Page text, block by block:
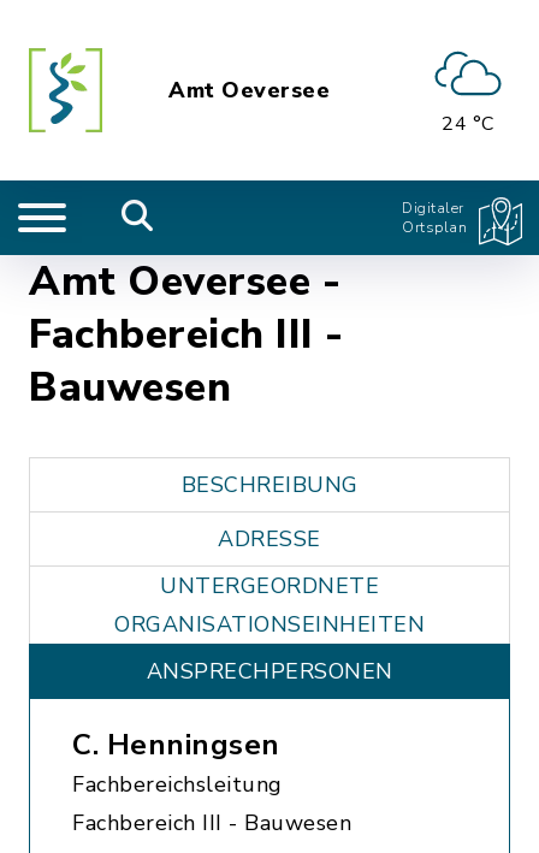
Amt Oeversee
24 °C
Digitaler
Ortsplan
Amt Oeversee -
Fachbereich III -
Bauwesen
BESCHREIBUNG
ADRESSE
UNTERGEORDNETE
ORGANISATIONSEINHEITEN
ANSPRECHPERSONEN
C. Henningsen
Fachbereichsleitung
Fachbereich III - Bauwesen